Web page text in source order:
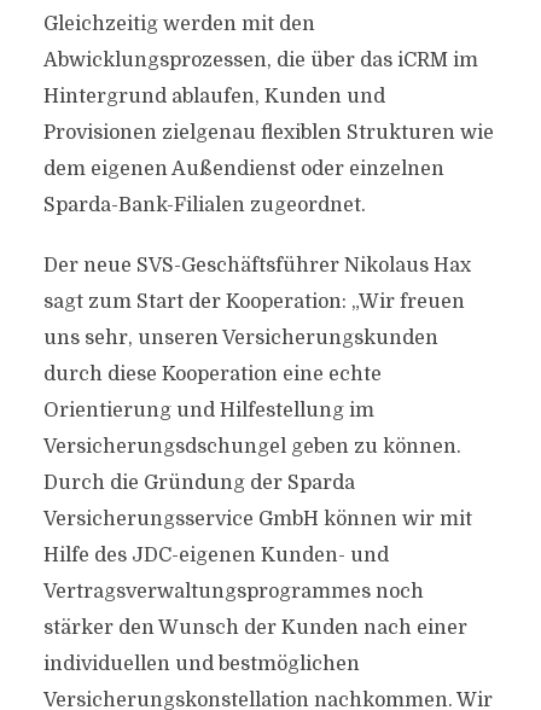
Gleichzeitig werden mit den
Abwicklungsprozessen, die über das iCRM im
Hintergrund ablaufen, Kunden und
Provisionen zielgenau flexiblen Strukturen wie
dem eigenen Außendienst oder einzelnen
Sparda-Bank-Filialen zugeordnet.
Der neue SVS-Geschäftsführer Nikolaus Hax
sagt zum Start der Kooperation: „Wir freuen
uns sehr, unseren Versicherungskunden
durch diese Kooperation eine echte
Orientierung und Hilfestellung im
Versicherungsdschungel geben zu können.
Durch die Gründung der Sparda
Versicherungsservice GmbH können wir mit
Hilfe des JDC-eigenen Kunden- und
Vertragsverwaltungsprogrammes noch
stärker den Wunsch der Kunden nach einer
individuellen und bestmöglichen
Versicherungskonstellation nachkommen. Wir